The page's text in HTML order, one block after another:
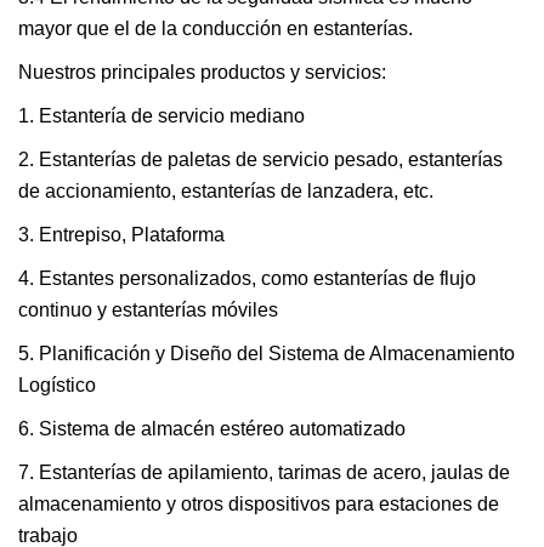
mayor que el de la conducción en estanterías.
Nuestros principales productos y servicios:
1. Estantería de servicio mediano
2. Estanterías de paletas de servicio pesado, estanterías
de accionamiento, estanterías de lanzadera, etc.
3. Entrepiso, Plataforma
4. Estantes personalizados, como estanterías de flujo
continuo y estanterías móviles
5. Planificación y Diseño del Sistema de Almacenamiento
Logístico
6. Sistema de almacén estéreo automatizado
7. Estanterías de apilamiento, tarimas de acero, jaulas de
almacenamiento y otros dispositivos para estaciones de
trabajo